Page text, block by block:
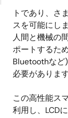
明
トであり、さ
スを可能にし
人間と機械の
ポートするた
Bluetoothなど
必要があります
この高性能ス
利用し、LCD